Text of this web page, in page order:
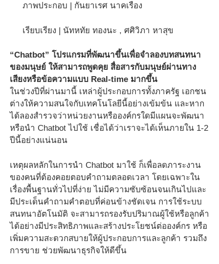
ภาพประกอบ | กันยาเรศ นาคเรือง
เรียบเรียง | นัทหทัย ทองนะ , ศศิวิภา หาสุข
“Chatbot” โปรแกรมที่พัฒนาขึ้นเพื่อจำลองบทสนทนา
ของมนุษย์ ให้สามารถพูดคุย สื่อสารกับมนุษย์ผ่านทาง
เสียงหรือข้อความแบบ Real-time มากขึ้น
ในช่วงปีที่ผ่านมานี้ เหล่าผู้ประกอบการทั้งภาครัฐ เอกชน
ต่างให้ความสนใจกับเทคโนโลยีนี้อย่างเข้มข้น และหาก
ได้ลองสำรวจว่าหน่วยงานหรือองค์กรใดมีแผนจะพัฒนา
หรือนำ Chatbot ไปใช้ เชื่อได้ว่าเราจะได้เห็นภายใน 1-2
ปีนี้อย่างแน่นอน
เหตุผลหลักในการนำ Chatbot มาใช้ ก็เพื่อลดภาระงาน
ของคนที่ต้องคอยตอบคำถามตลอดเวลา โดยเฉพาะใน
เรื่องพื้นฐานทั่วไปที่ง่าย ไม่มีความซับซ้อนจนเกินไปและ
มีประเด็นคำถามคำตอบที่ค่อนข้างชัดเจน การใช้ระบบ
สนทนาอัตโนมัติ จะสามารถรองรับปริมาณผู้ใช้หรือลูกค้า
ได้อย่างมีประสิทธิภาพและสร้างประโยชน์ต่อองค์กร หรือ
เพิ่มความสะดวกสบายให้ผู้ประกอบการและลูกค้า รวมถึง
การขาย ช่วยพัฒนาธุรกิจให้ดีขึ้น